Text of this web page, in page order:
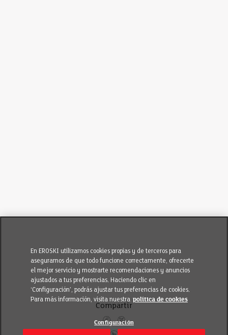
Compartir
En EROSKI utilizamos cookies propias y de terceros para
asegurarnos de que todo funcione correctamente, ofrecerte
el mejor servicio y mostrarte recomendaciones y anuncios
ajustados a tus preferencias. Haciendo clic en
‘Configuración’, podrás ajustar tus preferencias de cookies.
Para más información, visita nuestra política de cookies
Configuración